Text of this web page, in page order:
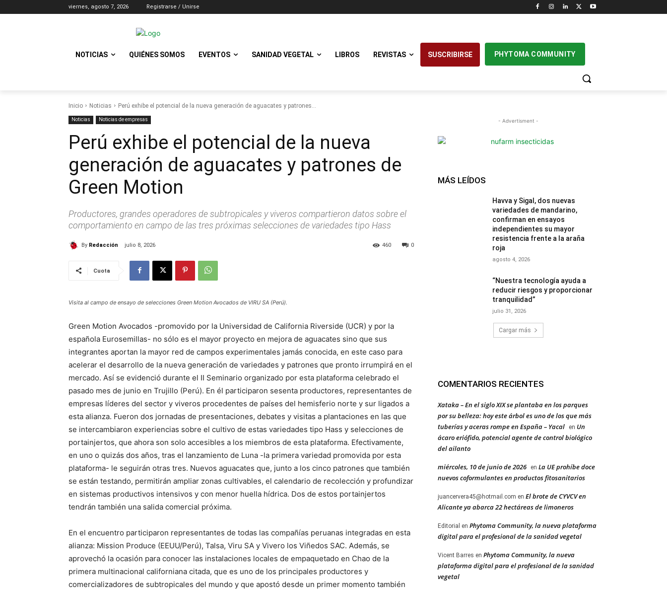
viernes, agosto 7, 2026 Registrarse / Unirse
NOTICIAS QUIÉNES SOMOS EVENTOS SANIDAD VEGETAL LIBROS REVISTAS SUSCRIBIRSE PHYTOMA COMMUNITY
Inicio Noticias Perú exhibe el potencial de la nueva generación de aguacates y patrones...
Noticias Noticias de empresas
Perú exhibe el potencial de la nueva
generación de aguacates y patrones de
Green Motion
Productores, grandes operadores de subtropicales y viveros compartieron datos sobre el
comportamiento en campo de las tres próximas selecciones de variedades tipo Hass
By Redacción julio 8, 2026 0
460
Cuota
Visita al campo de ensayo de selecciones Green Motion Avocados de VIRU SA (Perú).
Green Motion Avocados -promovido por la Universidad de California Riverside (UCR) y por la
española Eurosemillas- no sólo es el mayor proyecto en mejora de aguacates sino que sus
integrantes aportan la mayor red de campos experimentales jamás conocida, en este caso para
acelerar el desarrollo de la nueva generación de variedades y patrones que pronto irrumpirá en el
mercado. Así se evidenció durante el II Seminario organizado por esta plataforma celebrado el
pasado mes de junio en Trujillo (Perú). En él participaron sesenta productores, representantes de
empresas líderes del sector y viveros procedentes de países del hemisferio norte y sur ligados a
esta alianza. Fueron dos jornadas de presentaciones, debates y visitas a plantaciones en las que
se intercambiaron experiencias sobre el cultivo de estas variedades tipo Hass y selecciones de
portainjertos, que ahora son solo accesibles a los miembros de esta plataforma. Efectivamente,
en uno o quizás dos años, tras el lanzamiento de Luna -la primera variedad promovida por esta
plataforma- le seguirán otras tres. Nuevos aguacates que, junto a los cinco patrones que también
se están testando, permitirán ampliar zonas cultivables, el calendario de recolección y profundizar
en sistemas productivos intensivos y con menor huella hídrica. Dos de estos portainjertos
tendrán también una salida comercial próxima.
En el encuentro participaron representantes de todas las compañías peruanas integradas en esta
alianza: Mission Produce (EEUU/Perú), Talsa, Viru SA y Vivero los Viñedos SAC. Además, se
aprovechó la ocasión para conocer las instalaciones locales de empaquetado en Chao de la
primera multinacional californiana citada, que es uno de los principales productores y
comercializadores de subtropicales del mundo y que apostó desde un primer momento también
- Advertisment -
MÁS LEÍDOS
Havva y Sigal, dos nuevas
variedades de mandarino,
confirman en ensayos
independientes su mayor
resistencia frente a la araña
roja
agosto 4, 2026
“Nuestra tecnología ayuda a
reducir riesgos y proporcionar
tranquilidad”
julio 31, 2026
Cargar más
COMENTARIOS RECIENTES
Xataka – En el siglo XIX se plantaba en los parques
por su belleza: hoy este árbol es uno de los que más
tuberías y aceras rompe en España – Yacal
en Un
ácaro eriófido, potencial agente de control biológico
del ailanto
miércoles, 10 de junio de 2026 en La UE prohíbe doce
nuevos coformulantes en productos fitosanitarios
juancervera45@hotmail.com en El brote de CYVCV en
Alicante ya abarca 22 hectáreas de limoneros
Editorial en Phytoma Community, la nueva plataforma
digital para el profesional de la sanidad vegetal
Vicent Barres en Phytoma Community, la nueva
plataforma digital para el profesional de la sanidad
vegetal